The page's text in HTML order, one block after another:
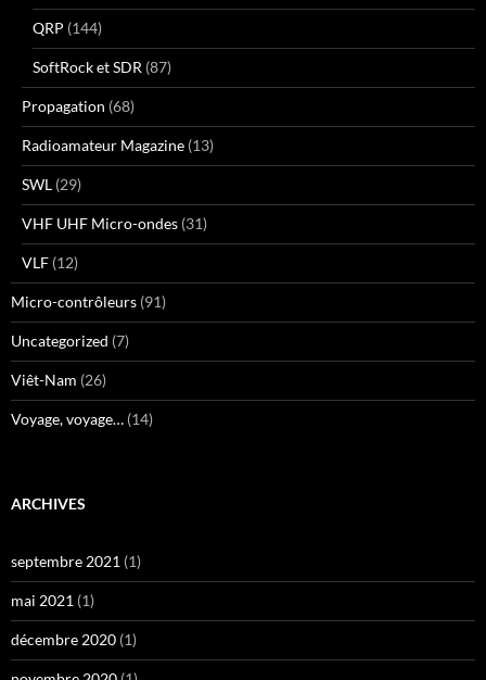
QRP (144)
SoftRock et SDR (87)
Propagation (68)
Radioamateur Magazine (13)
SWL (29)
VHF UHF Micro-ondes (31)
VLF (12)
Micro-contrôleurs (91)
Uncategorized (7)
Viêt-Nam (26)
Voyage, voyage… (14)
ARCHIVES
septembre 2021 (1)
mai 2021 (1)
décembre 2020 (1)